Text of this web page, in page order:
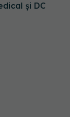
și DC